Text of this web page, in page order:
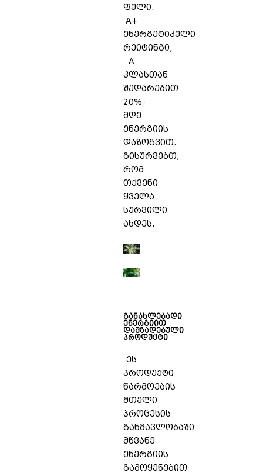
ფული.
A+
ენერგეტიკული
რეიტინგი,
A
კლასთან
შედარებით
20%-
მდე
ენერგიის
დაზოგვით.
გისურვებთ,
რომ
თქვენი
ყველა
სურვილი
ახდეს.
განახლებადი
ენერგიით
დამზადებული
პროდუქტი
ეს
პროდუქტი
წარმოების
მთელი
პროცესის
განმავლობაში
მწვანე
ენერგიის
გამოყენებით